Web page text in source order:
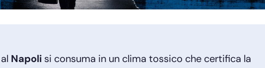
al Napoli si consuma in un clima tossico che certifica la